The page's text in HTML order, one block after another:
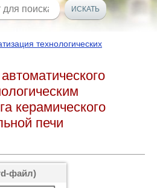
технологических
керамического
печи
файл)